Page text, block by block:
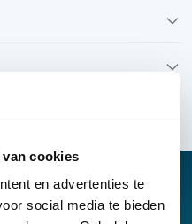
cookies
en advertenties te
social media te bieden